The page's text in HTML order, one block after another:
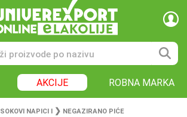
AKCIJE ROBNA MARKA
SOKOVI NAPICI I ❯ NEGAZIRANO PIĆE